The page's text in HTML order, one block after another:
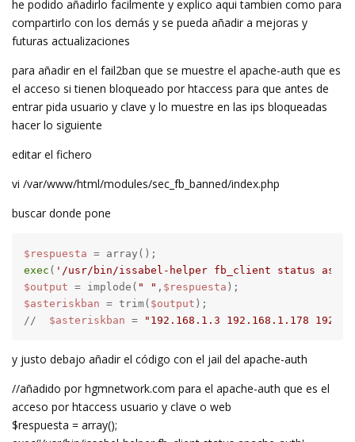
he podido añadirlo facilmente y explico aqui tambien como para
compartirlo con los demás y se pueda añadir a mejoras y
futuras actualizaciones
para añadir en el fail2ban que se muestre el apache-auth que es
el acceso si tienen bloqueado por htaccess para que antes de
entrar pida usuario y clave y lo muestre en las ips bloqueadas
hacer lo siguiente
editar el fichero
vi /var/www/html/modules/sec_fb_banned/index.php
buscar donde pone
$respuesta
exec ( '/usr/bin/issabel-helper fb_client status
$output = implode( " " , $respuesta
$asteriskban = trim( $output );
// $asteriskban = "192.168.1.3 192.168.1.178
y justo debajo añadir el código con el jail del apache-auth
//añadido por hgmnetwork.com para el apache-auth que es el
acceso por htaccess usuario y clave o web
$respuesta = array();